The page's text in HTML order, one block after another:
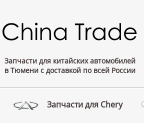
Запчасти для китайских автомобилей
в Тюмени с доставкой по всей России
Запчасти для Chery